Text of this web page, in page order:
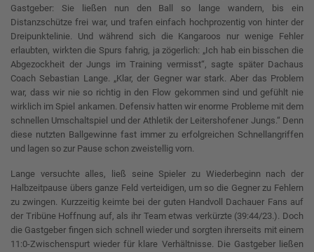
Gastgeber: Sie ließen nun den Ball so lange wandern, bis ein
Distanzschütze frei war, und trafen einfach hochprozentig von hinter der
Dreipunktelinie. Und während sich die Kangaroos nur wenige Fehler
erlaubten, wirkten die Spurs fahrig, ja zögerlich: „Ich hab ein bisschen die
Abgezockheit der Jungs im Training vermisst“, sagte später Dachaus
Coach Sebastian Lange. „Klar, der Gegner war stark. Aber das Problem
war, dass wir nie so richtig in den Flow gekommen sind und gefühlt nie
wirklich im Spiel ankamen. Defensiv hatten wir enorme Probleme mit dem
schnellen Umschaltspiel und der Athletik der Leitershofener Jungs.“ Denn
diese nutzten Ballgewinne fast immer zu erfolgreichen Schnellangriffen
und lagen so zur Pause schon zweistellig vorn.
Lange versuchte alles, ließ seine Spieler zu Wiederbeginn nach der
Halbzeitpause übers ganze Feld verteidigen, um so die Gegner zu Fehlern
zu zwingen. Kurzzeitig keimte bei der guten Handvoll Dachauer Fans auf
der Tribüne Hoffnung auf, als ihr Team etwas verkürzte (39:44/23.). Doch
die Gastgeber fingen sich schnell wieder und sorgten ihrerseits mit einem
11:0-Zwischenspurt wieder für klare Verhältnisse. Die Gastgeber ließen